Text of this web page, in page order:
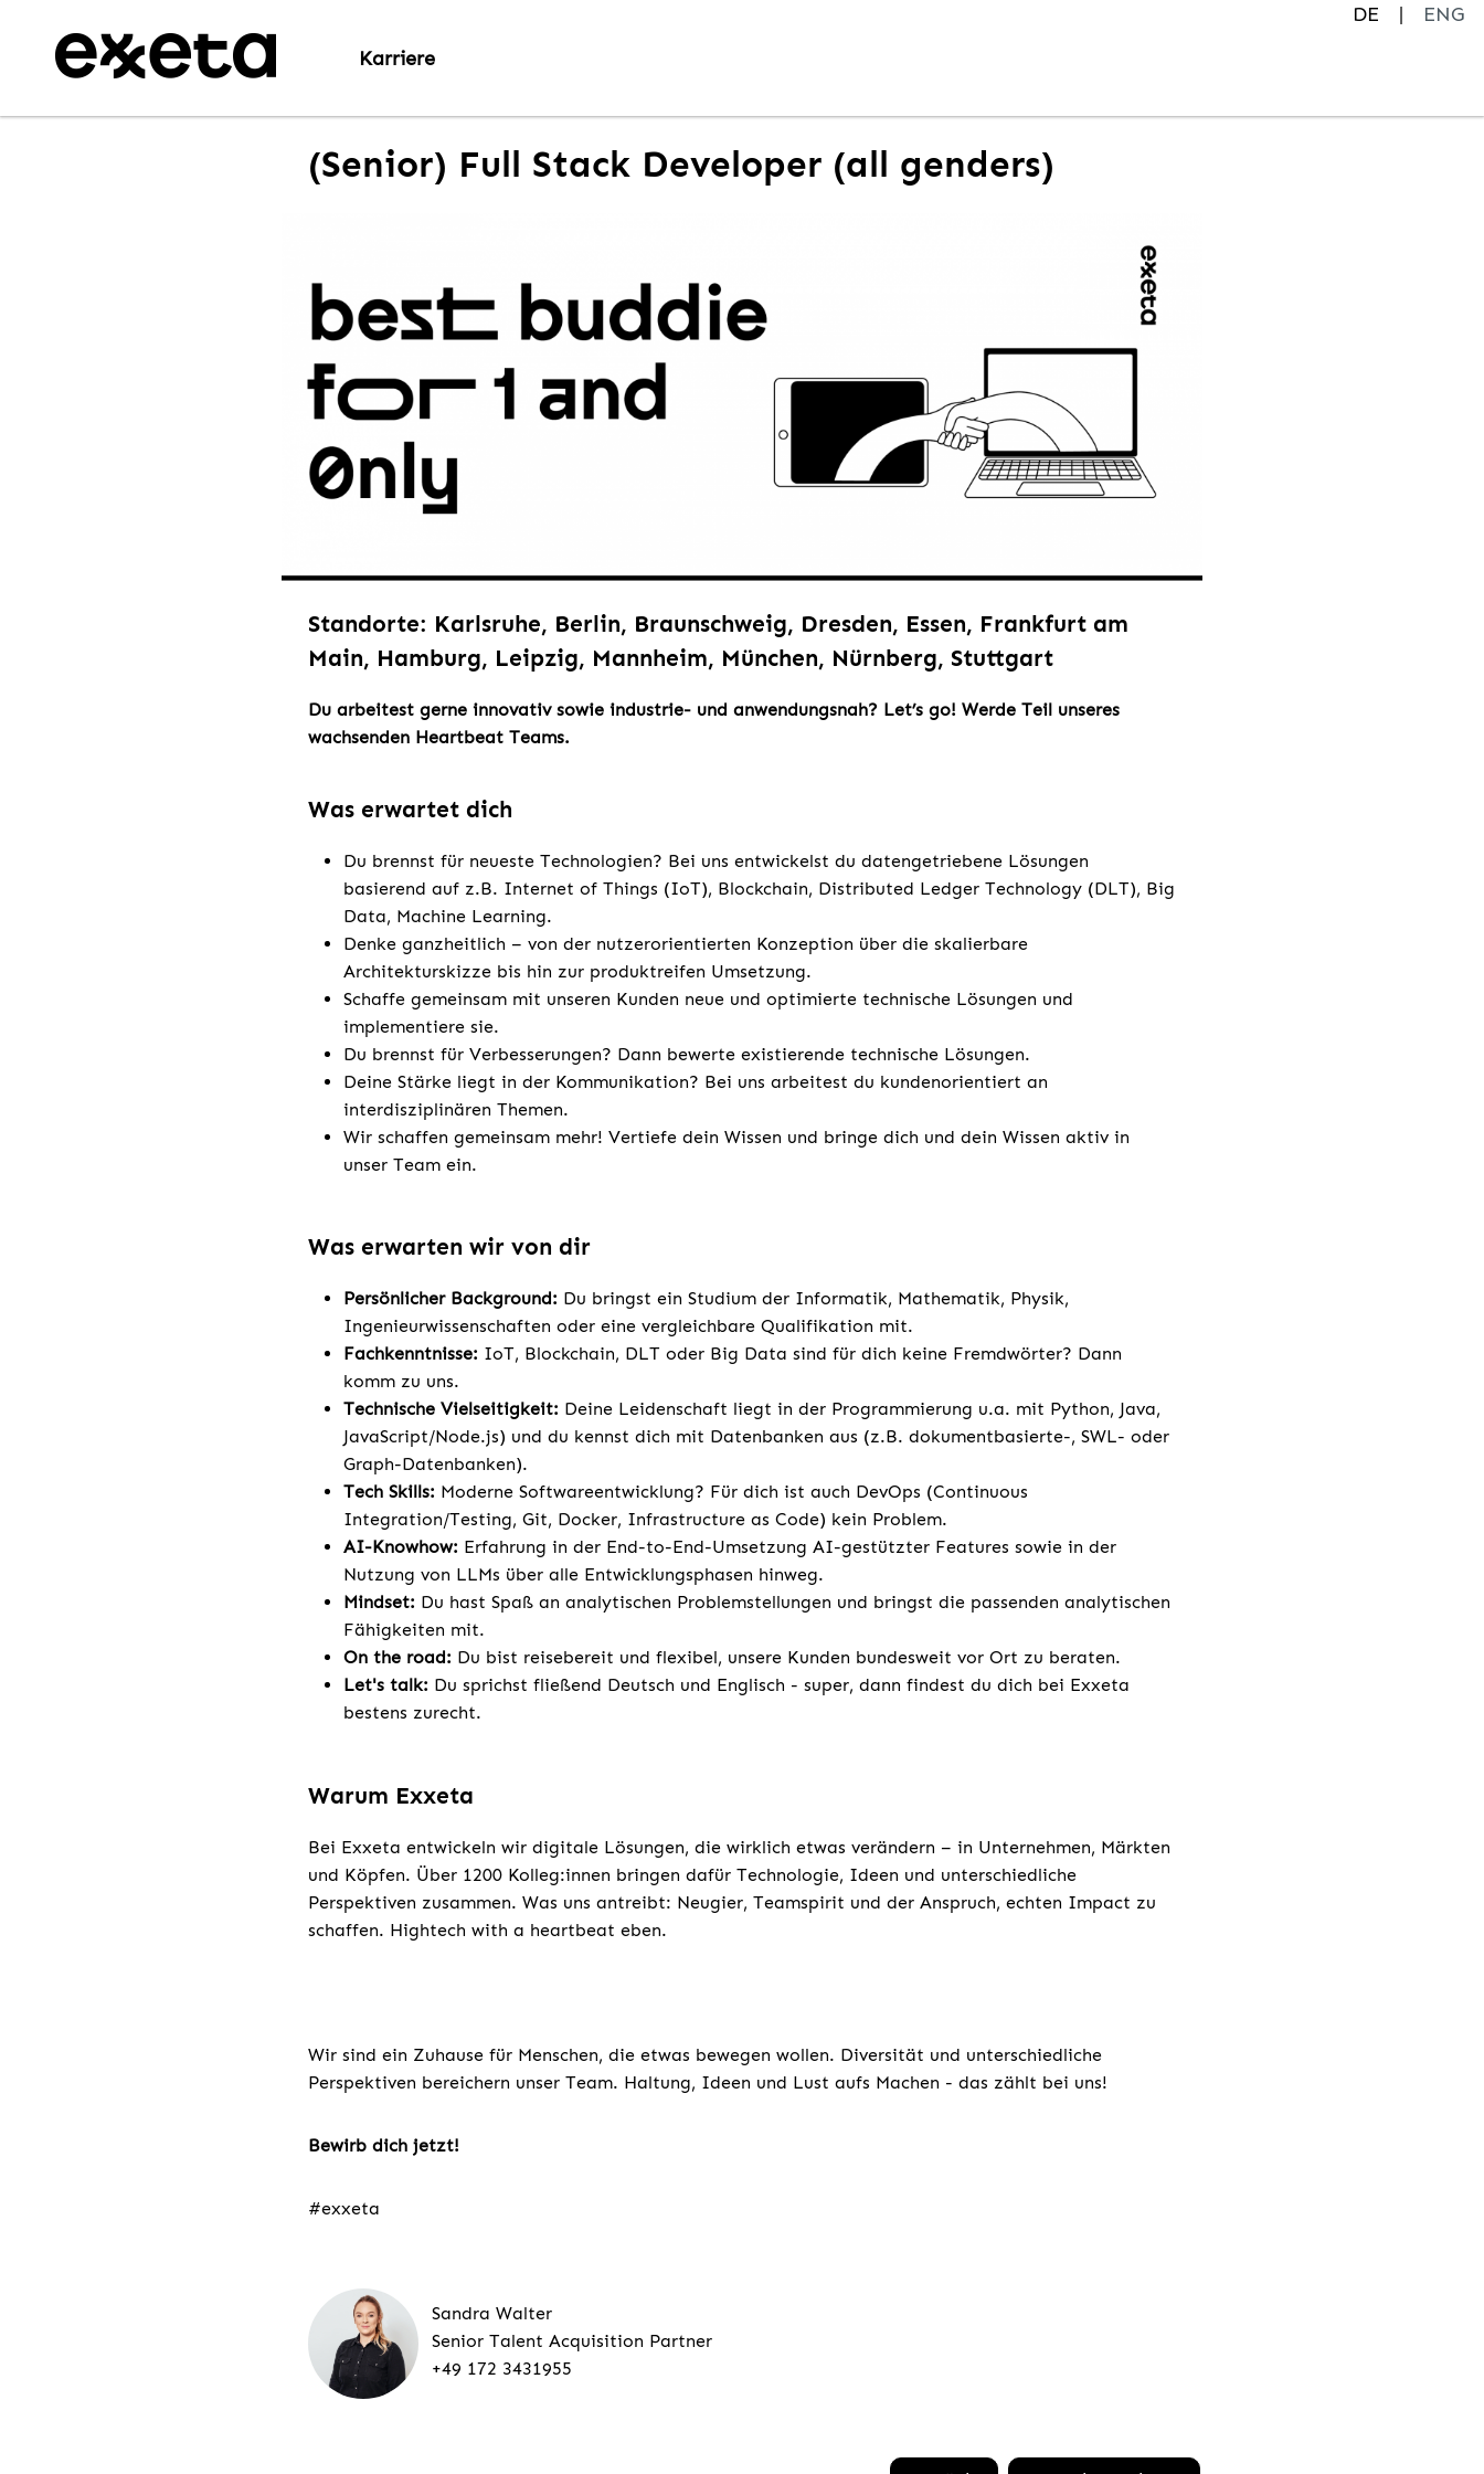
DE
ENG
Karriere
(Senior) Full Stack Developer (all genders)
Standorte: Karlsruhe, Berlin, Braunschweig, Dresden, Essen, Frankfurt am
Main, Hamburg, Leipzig, Mannheim, München, Nürnberg, Stuttgart
Du arbeitest gerne innovativ sowie industrie- und anwendungsnah? Let’s go! Werde Teil unseres
wachsenden Heartbeat Teams.
Was erwartet dich
Du brennst für neueste Technologien? Bei uns entwickelst du datengetriebene Lösungen
basierend auf z.B. Internet of Things (IoT), Blockchain, Distributed Ledger Technology (DLT), Big
Data, Machine Learning.
Denke ganzheitlich – von der nutzerorientierten Konzeption über die skalierbare
Architekturskizze bis hin zur produktreifen Umsetzung.
Schaffe gemeinsam mit unseren Kunden neue und optimierte technische Lösungen und
implementiere sie.
Du brennst für Verbesserungen? Dann bewerte existierende technische Lösungen.
Deine Stärke liegt in der Kommunikation? Bei uns arbeitest du kundenorientiert an
interdisziplinären Themen.
Wir schaffen gemeinsam mehr! Vertiefe dein Wissen und bringe dich und dein Wissen aktiv in
unser Team ein.
Was erwarten wir von dir
Persönlicher Background: Du bringst ein Studium der Informatik, Mathematik, Physik,
Ingenieurwissenschaften oder eine vergleichbare Qualifikation mit.
Fachkenntnisse: IoT, Blockchain, DLT oder Big Data sind für dich keine Fremdwörter? Dann
komm zu uns.
Technische Vielseitigkeit: Deine Leidenschaft liegt in der Programmierung u.a. mit Python, Java,
JavaScript/Node.js) und du kennst dich mit Datenbanken aus (z.B. dokumentbasierte-, SWL- oder
Graph-Datenbanken).
Tech Skills: Moderne Softwareentwicklung? Für dich ist auch DevOps (Continuous
Integration/Testing, Git, Docker, Infrastructure as Code) kein Problem.
AI-Knowhow: Erfahrung in der End-to-End-Umsetzung AI-gestützter Features sowie in der
Nutzung von LLMs über alle Entwicklungsphasen hinweg.
Mindset: Du hast Spaß an analytischen Problemstellungen und bringst die passenden analytischen
Fähigkeiten mit.
On the road: Du bist reisebereit und flexibel, unsere Kunden bundesweit vor Ort zu beraten.
Let's talk: Du sprichst fließend Deutsch und Englisch - super, dann findest du dich bei Exxeta
bestens zurecht.
Warum Exxeta
Bei Exxeta entwickeln wir digitale Lösungen, die wirklich etwas verändern – in Unternehmen, Märkten
und Köpfen. Über 1200 Kolleg:innen bringen dafür Technologie, Ideen und unterschiedliche
Perspektiven zusammen. Was uns antreibt: Neugier, Teamspirit und der Anspruch, echten Impact zu
schaffen. Hightech with a heartbeat eben.
Wir sind ein Zuhause für Menschen, die etwas bewegen wollen. Diversität und unterschiedliche
Perspektiven bereichern unser Team. Haltung, Ideen und Lust aufs Machen - das zählt bei uns!
Bewirb dich jetzt!
#exxeta
Sandra Walter
Senior Talent Acquisition Partner
+49 172 3431955